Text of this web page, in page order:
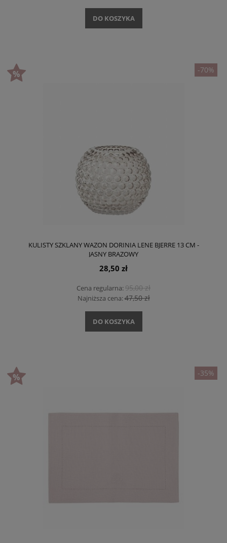
DO KOSZYKA
KULISTY SZKLANY WAZON DORINIA LENE BJERRE 13 CM -
JASNY BRĄZOWY
28,50 zł
Cena regularna:95,00 zł
Najniższa cena:47,50 zł
DO KOSZYKA
-70%
-35%